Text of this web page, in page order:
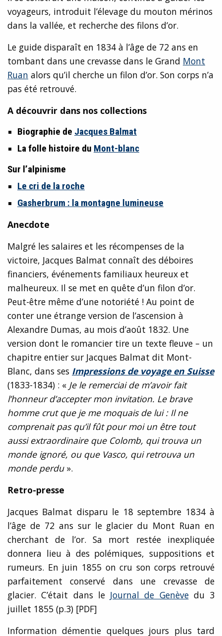
voyageurs, introduit l’élevage du mouton mérinos
dans la vallée, et recherche des filons d’or.
Le guide disparaît en 1834 à l’âge de 72 ans en
tombant dans une crevasse dans le Grand Mont
Ruan alors qu’il cherche un filon d’or. Son corps n’a
pas été retrouvé.
A découvrir dans nos collections
Biographie de Jacques Balmat
La folle histoire du Mont-blanc
Sur l’alpinisme
Le cri de la roche
Gasherbrum : la montagne lumineuse
Anecdote
Malgré les salaires et les récompenses de la
victoire, Jacques Balmat connaît des déboires
financiers, événements familiaux heureux et
malheureux. Il se met en quête d’un filon d’or.
Peut-être même d’une notoriété ! Au point de
conter une étrange version de l’ascension à
Alexandre Dumas, au mois d’août 1832. Une
version dont le romancier tire un texte fleuve – un
chapitre entier sur Jacques Balmat dit Mont-
Blanc, dans ses Impressions de voyage en Suisse
(1833-1834) : « Je le remerciai de m’avoir fait
l’honneur d’accepter mon invitation. Le brave
homme crut que je me moquais de lui : Il ne
comprenait pas qu’il fût pour moi un être tout
aussi extraordinaire que Colomb, qui trouva un
monde ignoré, ou que Vasco, qui retrouva un
monde perdu».
Retro-presse
Jacques Balmat disparu le 18 septembre 1834 à
l’âge de 72 ans sur le glacier du Mont Ruan en
cherchant de l’or. Sa mort restée inexpliquée
donnera lieu à des polémiques, suppositions et
rumeurs. En juin 1855 on cru son corps retrouvé
parfaitement conservé dans une crevasse de
glacier. C’était dans le Journal de Genèvedu 3
juillet 1855 (p.3) [PDF]
Information démentie quelques jours plus tard